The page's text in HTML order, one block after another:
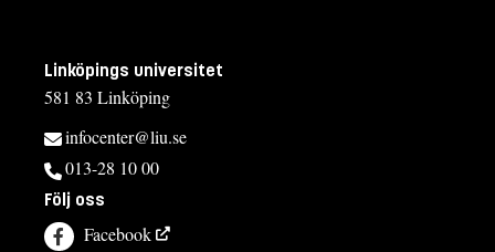
Linköpings universitet
581 83 Linköping
infocenter@liu.se
013-28 10 00
Följ oss
Facebook